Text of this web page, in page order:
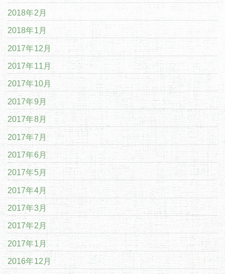
2018年2月
2018年1月
2017年12月
2017年11月
2017年10月
2017年9月
2017年8月
2017年7月
2017年6月
2017年5月
2017年4月
2017年3月
2017年2月
2017年1月
2016年12月